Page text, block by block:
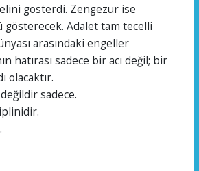
gösterdi. Zengezur ise
Adalet tam tecelli
arasındaki engeller
hatırası sadece bir acı değil; bir
olacaktır.
sadece.